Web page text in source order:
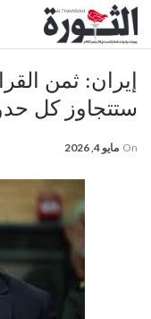
إيران: ثمن
ستتجاوز كل
On مايو 4, 2026